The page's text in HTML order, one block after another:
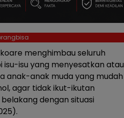
menghimbau seluruh
isu yang menyesatkan atau
anak-anak muda yang mudah
agar tidak ikut-ikutan
dengan situasi